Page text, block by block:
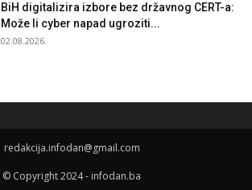
BiH digitalizira izbore bez državnog CERT-a:
Može li cyber napad ugroziti...
02.08.2026.
redakcija.infodan@gmail.com
© Copyright 2024 - infodan.ba